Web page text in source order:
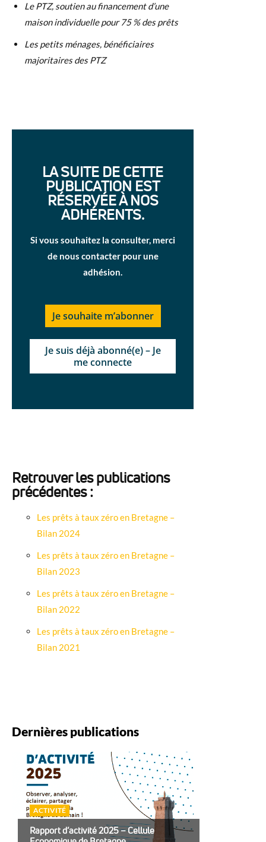
Le PTZ, soutien au financement d’une
maison individuelle pour 75 % des prêts
Les petits ménages, bénéficiaires
majoritaires des PTZ
LA SUITE DE CETTE
PUBLICATION EST
RÉSERVÉE À NOS
ADHÉRENTS.
Si vous souhaitez la consulter, merci
de nous contacter pour une
adhésion.
Je souhaite m’abonner
Je suis déjà abonné(e) – Je
me connecte
Retrouver les publications
précédentes :
Les prêts à taux zéro en Bretagne –
Bilan 2024
Les prêts à taux zéro en Bretagne –
Bilan 2023
Les prêts à taux zéro en Bretagne –
Bilan 2022
Les prêts à taux zéro en Bretagne –
Bilan 2021
Dernières publications
ACTIVITÉ
Rapport d’activité 2025 – Cellule